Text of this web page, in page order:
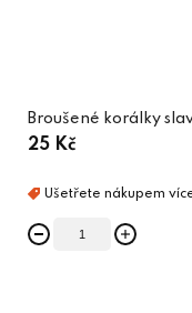
Broušené korálky
25 Kč